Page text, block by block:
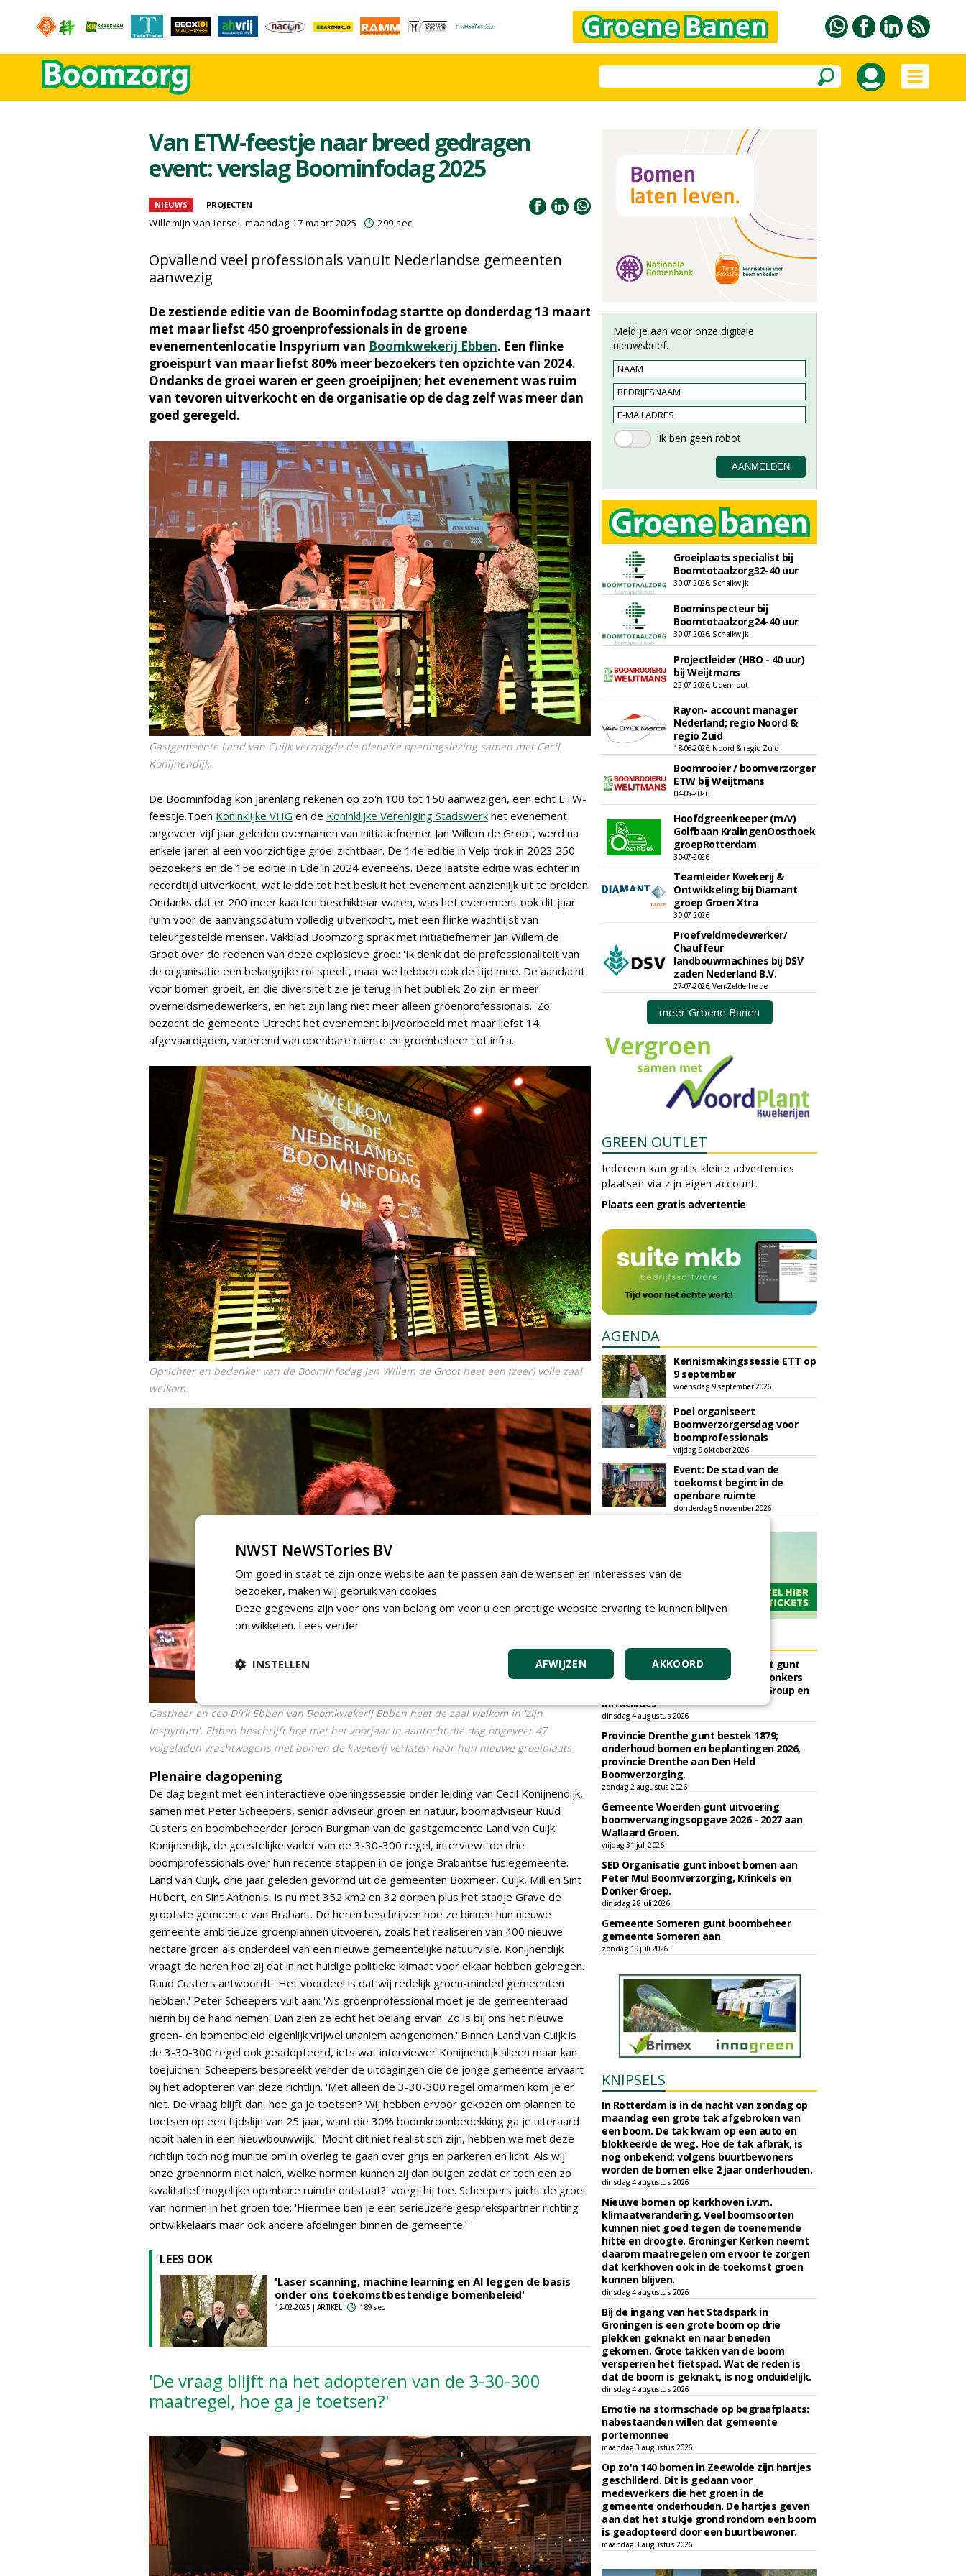
Van ETW-feestje naar breed gedragen
event: verslag Boominfodag 2025
NIEUWS PROJECTEN
Willemijn van Iersel, maandag 17 maart 2025 299 sec
Opvallend veel professionals vanuit Nederlandse gemeenten
aanwezig
De zestiende editie van de Boominfodag startte op donderdag 13 maart
met maar liefst 450 groenprofessionals in de groene
evenementenlocatie Inspyrium van Boomkwekerij Ebben. Een flinke
groeispurt van maar liefst 80% meer bezoekers ten opzichte van 2024.
Ondanks de groei waren er geen groeipijnen; het evenement was ruim
van tevoren uitverkocht en de organisatie op de dag zelf was meer dan
goed geregeld.
Gastgemeente Land van Cuijk verzorgde de plenaire openingslezing samen met Cecil
Konijnendijk.
De Boominfodag kon jarenlang rekenen op zo'n 100 tot 150 aanwezigen, een echt ETW-
feestje.Toen Koninklijke VHG en de Koninklijke Vereniging Stadswerk het evenement
ongeveer vijf jaar geleden overnamen van initiatiefnemer Jan Willem de Groot, werd na
enkele jaren al een voorzichtige groei zichtbaar. De 14e editie in Velp trok in 2023 250
bezoekers en de 15e editie in Ede in 2024 eveneens. Deze laatste editie was echter in
recordtijd uitverkocht, wat leidde tot het besluit het evenement aanzienlijk uit te breiden.
Ondanks dat er 200 meer kaarten beschikbaar waren, was het evenement ook dit jaar
ruim voor de aanvangsdatum volledig uitverkocht, met een flinke wachtlijst van
teleurgestelde mensen. Vakblad Boomzorg sprak met initiatiefnemer Jan Willem de
Groot over de redenen van deze explosieve groei: 'Ik denk dat de professionaliteit van
de organisatie een belangrijke rol speelt, maar we hebben ook de tijd mee. De aandacht
voor bomen groeit, en die diversiteit zie je terug in het publiek. Zo zijn er meer
overheidsmedewerkers, en het zijn lang niet meer alleen groenprofessionals.' Zo
bezocht de gemeente Utrecht het evenement bijvoorbeeld met maar liefst 14
afgevaardigden, variërend van openbare ruimte en groenbeheer tot infra.
Oprichter en bedenker van de Boominfodag Jan Willem de Groot heet een (zeer) volle zaal
welkom.
Gastheer en ceo Dirk Ebben van Boomkwekerij Ebben heet de zaal welkom in 'zijn
Inspyrium'. Ebben beschrijft hoe met het voorjaar in aantocht die dag ongeveer 47
volgeladen vrachtwagens met bomen de kwekerij verlaten naar hun nieuwe groeiplaats
Plenaire dagopening
De dag begint met een interactieve openingssessie onder leiding van Cecil Konijnendijk,
samen met Peter Scheepers, senior adviseur groen en natuur, boomadviseur Ruud
Custers en boombeheerder Jeroen Burgman van de gastgemeente Land van Cuijk.
Konijnendijk, de geestelijke vader van de 3-30-300 regel, interviewt de drie
boomprofessionals over hun recente stappen in de jonge Brabantse fusiegemeente.
Land van Cuijk, drie jaar geleden gevormd uit de gemeenten Boxmeer, Cuijk, Mill en Sint
Hubert, en Sint Anthonis, is nu met 352 km2 en 32 dorpen plus het stadje Grave de
grootste gemeente van Brabant. De heren beschrijven hoe ze binnen hun nieuwe
gemeente ambitieuze groenplannen uitvoeren, zoals het realiseren van 400 nieuwe
hectare groen als onderdeel van een nieuwe gemeentelijke natuurvisie. Konijnendijk
vraagt de heren hoe zij dat in het huidige politieke klimaat voor elkaar hebben gekregen.
Ruud Custers antwoordt: 'Het voordeel is dat wij redelijk groen-minded gemeenten
hebben.' Peter Scheepers vult aan: 'Als groenprofessional moet je de gemeenteraad
hierin bij de hand nemen. Dan zien ze echt het belang ervan. Zo is bij ons het nieuwe
groen- en bomenbeleid eigenlijk vrijwel unaniem aangenomen.' Binnen Land van Cuijk is
de 3-30-300 regel ook geadopteerd, iets wat interviewer Konijnendijk alleen maar kan
toejuichen. Scheepers bespreekt verder de uitdagingen die de jonge gemeente ervaart
bij het adopteren van deze richtlijn. 'Met alleen de 3-30-300 regel omarmen kom je er
niet. De vraag blijft dan, hoe ga je toetsen? Wij hebben ervoor gekozen om plannen te
toetsen op een tijdslijn van 25 jaar, want die 30% boomkroonbedekking ga je uiteraard
nooit halen in een nieuwbouwwijk.' 'Mocht dit niet realistisch zijn, hebben we met deze
richtlijn toch nog munitie om in overleg te gaan over grijs en parkeren en licht. Als wij
onze groennorm niet halen, welke normen kunnen zij dan buigen zodat er toch een zo
kwalitatief mogelijke openbare ruimte ontstaat?' voegt hij toe. Scheepers juicht de groei
van normen in het groen toe: 'Hiermee ben je een serieuzere gesprekspartner richting
ontwikkelaars maar ook andere afdelingen binnen de gemeente.'
LEES OOK
'Laser scanning, machine learning en AI leggen de basis
onder ons toekomstbestendige bomenbeleid'
12-02-2025 | ARTIKEL 189 sec
'De vraag blijft na het adopteren van de 3-30-300
maatregel, hoe ga je toetsen?'
Meld je aan voor onze digitale
nieuwsbrief.
Groeiplaats specialist bij
Boomtotaalzorg32-40 uur
30-07-2026, Schalkwijk
Boominspecteur bij
Boomtotaalzorg24-40 uur
30-07-2026, Schalkwijk
Projectleider (HBO - 40 uur)
bij Weijtmans
22-07-2026, Udenhout
Rayon- account manager
Nederland; regio Noord &
regio Zuid
18-06-2026, Noord & regio Zuid
Boomrooier / boomverzorger
ETW bij Weijtmans
04-05-2026
Hoofdgreenkeeper (m/v)
Golfbaan KralingenOosthoek
groepRotterdam
30-07-2026
Teamleider Kwekerij &
Ontwikkeling bij Diamant
groep Groen Xtra
30-07-2026
Proefveldmedewerker/
Chauffeur
landbouwmachines bij DSV
zaden Nederland B.V.
27-07-2026, Ven-Zelderheide
meer Groene Banen
GREEN OUTLET
Iedereen kan gratis kleine advertenties
plaatsen via zijn eigen account.
Plaats een gratis advertentie
AGENDA
Kennismakingssessie ETT op
9 september
woensdag 9 september 2026
Poel organiseert
Boomverzorgersdag voor
boomprofessionals
vrijdag 9 oktober 2026
Event: De stad van de
toekomst begint in de
openbare ruimte
donderdag 5 november 2026
Academisch Ziekenhuis Maastricht gunt
onderhoud terreinen MUMC+ aan Jonkers
Hoveniers, Dolmans Landscaping Group en
Infracilities
dinsdag 4 augustus 2026
Provincie Drenthe gunt bestek 1879;
onderhoud bomen en beplantingen 2026,
provincie Drenthe aan Den Held
Boomverzorging.
zondag 2 augustus 2026
Gemeente Woerden gunt uitvoering
boomvervangingsopgave 2026 - 2027 aan
Wallaard Groen.
vrijdag 31 juli 2026
SED Organisatie gunt inboet bomen aan
Peter Mul Boomverzorging, Krinkels en
Donker Groep.
dinsdag 28 juli 2026
Gemeente Someren gunt boombeheer
gemeente Someren aan
zondag 19 juli 2026
KNIPSELS
In Rotterdam is in de nacht van zondag op
maandag een grote tak afgebroken van
een boom. De tak kwam op een auto en
blokkeerde de weg. Hoe de tak afbrak, is
nog onbekend; volgens buurtbewoners
worden de bomen elke 2 jaar onderhouden.
dinsdag 4 augustus 2026
Nieuwe bomen op kerkhoven i.v.m.
klimaatverandering. Veel boomsoorten
kunnen niet goed tegen de toenemende
hitte en droogte. Groninger Kerken neemt
daarom maatregelen om ervoor te zorgen
dat kerkhoven ook in de toekomst groen
kunnen blijven.
dinsdag 4 augustus 2026
Bij de ingang van het Stadspark in
Groningen is een grote boom op drie
plekken geknakt en naar beneden
gekomen. Grote takken van de boom
versperren het fietspad. Wat de reden is
dat de boom is geknakt, is nog onduidelijk.
dinsdag 4 augustus 2026
Emotie na stormschade op begraafplaats:
nabestaanden willen dat gemeente
portemonnee
maandag 3 augustus 2026
Op zo'n 140 bomen in Zeewolde zijn hartjes
geschilderd. Dit is gedaan voor
medewerkers die het groen in de
gemeente onderhouden. De hartjes geven
aan dat het stukje grond rondom een boom
is geadopteerd door een buurtbewoner.
maandag 3 augustus 2026
NWST NeWSTories BV
Om goed in staat te zijn onze website aan te passen aan de wensen en interesses van de
bezoeker, maken wij gebruik van cookies.
Deze gegevens zijn voor ons van belang om voor u een prettige website ervaring te kunnen blijven
ontwikkelen. Lees verder
AKKOORD
AFWIJZEN
INSTELLEN